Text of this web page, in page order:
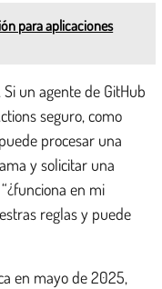
para aplicaciones
un agente de GitHub
seguro, como
procesar una
y solicitar una
en mi
reglas y puede
en mayo de 2025,